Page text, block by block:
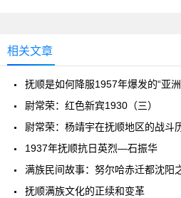
相关文章
抚顺是如何降服1957年爆发的“亚洲
尉常荣：红色新宾1930（三）
尉常荣：杨靖宇在抚顺地区的战斗
1937年抚顺抗日英烈—石振华
满族民间故事：努尔哈赤迁都沈阳
抚顺满族文化的正续和变革